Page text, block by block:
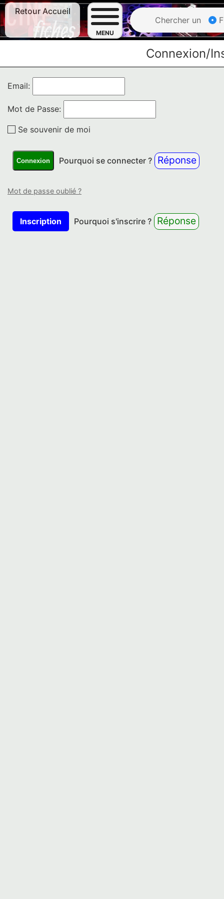
Retour Accueil
MENU
Chercher un
Connexion/
Email:
Mot de Passe:
Se souvenir de moi
Connexion Pourquoi se connecter ? Réponse
Mot de passe oublié ?
Inscription Pourquoi s'inscrire ? Réponse